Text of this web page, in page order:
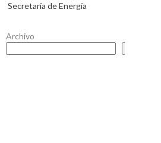
Secretaría de Energía
Archivo